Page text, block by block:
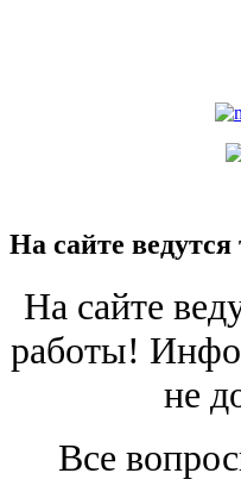
На сайте
На сайте
работы!
не
Все